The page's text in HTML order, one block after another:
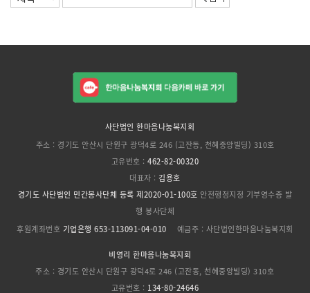
사단법인 한마음나눔복지회
주소 : 경기도 안산시 단원구 광덕4로 246 (고잔동, 천혜중앙빌딩) 310호
고유번호 :462-82-00320
대표자 : 김용호
경기도 사단법인 민간봉사단체 등록 제2020-01-100호 안전행정지정 기부영수증 발
행 봉사단체
후원계좌번호 기업은행 653-113091-04-010 예금주 : 사단법인한마음나눔복지회
비영리 한마음나눔복지회
주소 : 경기도 안산시 단원구 광덕4로 246 (고잔동, 천혜중앙빌딩) 310호
고유번호 : 134-80-24646